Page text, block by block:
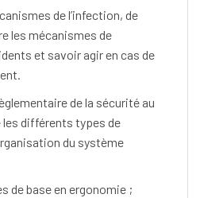
de l’infection, de
les mécanismes de
et savoir agir en cas de
de la sécurité au
différents types de
du système
de base en ergonomie ;